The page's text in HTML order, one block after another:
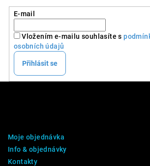
E-mail
Vložením e-mailu souhlasíte s
osobních údajů
Přihlásit se
Moje objednávka
Info & objednávky
Kontakty